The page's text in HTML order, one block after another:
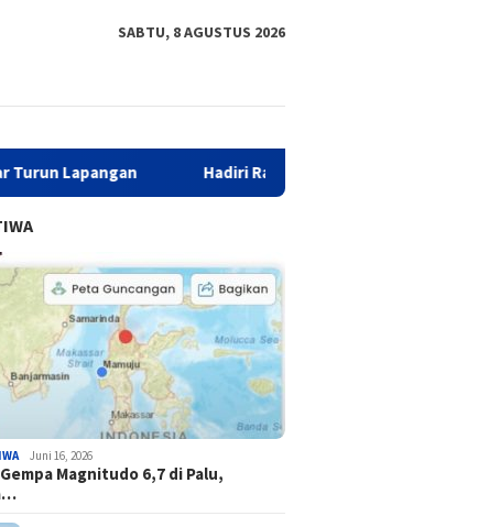
SABTU, 8 AGUSTUS 2026
Hadiri Rakor, Biro Organisasi Sulbar Bersama Komisi I
Juni 16, 2026
Gempa Magnitudo 6,7 di Palu,